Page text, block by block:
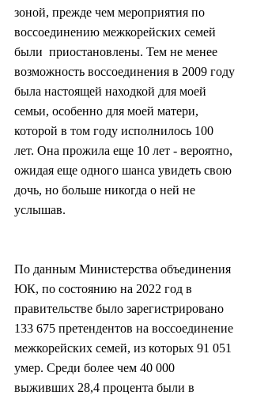
зоной, прежде чем мероприятия по
воссоединению межкорейских семей
были  приостановлены. Тем не менее
возможность воссоединения в 2009 году
была настоящей находкой для моей
семьи, особенно для моей матери,
которой в том году исполнилось 100
лет. Она прожила еще 10 лет - вероятно,
ожидая еще одного шанса увидеть свою
дочь, но больше никогда о ней не
услышав.
По данным Министерства объединения
ЮК, по состоянию на 2022 год в
правительстве было зарегистрировано
133 675 претендентов на воссоединение
межкорейских семей, из которых 91 051
умер. Среди более чем 40 000
выживших 28,4 процента были в